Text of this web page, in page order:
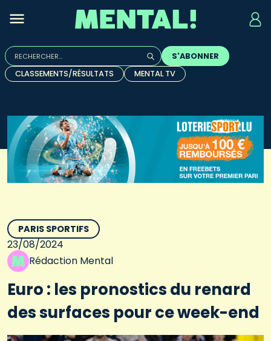
Rechercher :
Quand les résultats de l'auto-complétion sont
S'ABONNER
CLASSEMENTS/RÉSULTATS
MENTAL TV
PARIS SPORTIFS
23/08/2024
Rédaction Mental
Euro : les pronostics du renard
des surfaces pour ce week-end